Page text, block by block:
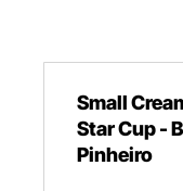
Small
Star Cup -
Pinheiro